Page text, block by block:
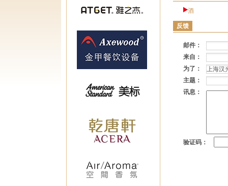
酒
反馈
邮件：
来自：
为了：
主题：
讯息：
验证码：